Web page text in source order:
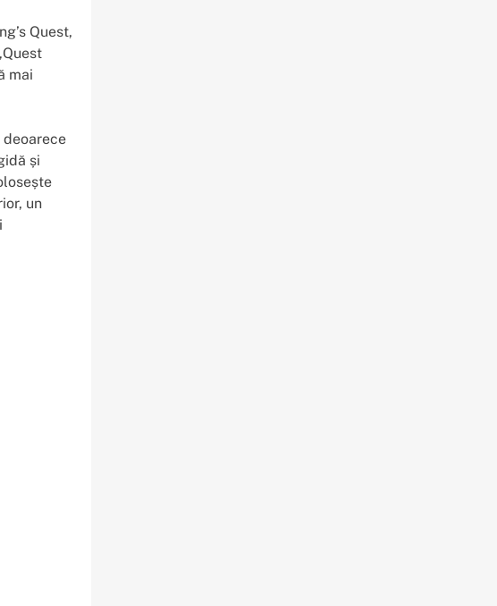
Quest,
mai
și
un